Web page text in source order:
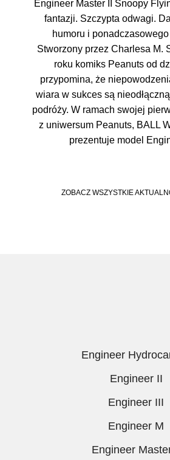
Engineer Master II Snoopy
fantazji. Szczypta odwagi.
humoru i
Stworzony przez Charlesa M.
roku komiks Peanuts od
przypomina, że
wiara w sukces są
podróży. W ramach swojej
z uniwersum Peanuts, BALL
prezentuje model
ZOBACZ WSZYSTKIE
Engineer
Engineer II
Engineer III
Engineer M
Engineer